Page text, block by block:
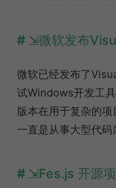
微软发布
微软已经发布了
试Windows开发工
版本在用于复杂的
一直是从事大型代码
Fes.js 开源